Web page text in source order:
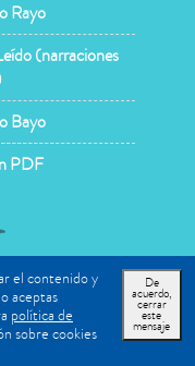
Rayo
(narraciones
Bayo
PDF
y condiciones|
el contenido y
aceptas
política de
sobre cookies
De
acuerdo,
cerrar
este
mensaje